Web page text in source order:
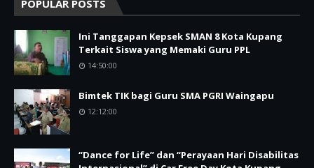
POPULAR POSTS
Ini Tanggapan Kepsek SMAN 8 Kota Kupang
Terkait Siswa yang Memaki Guru PPL
14:50:00
Bimtek TIK bagi Guru SMA PGRI Waingapu
12:12:00
“Dance for Life” dan “Perayaan Hari Disabilitas